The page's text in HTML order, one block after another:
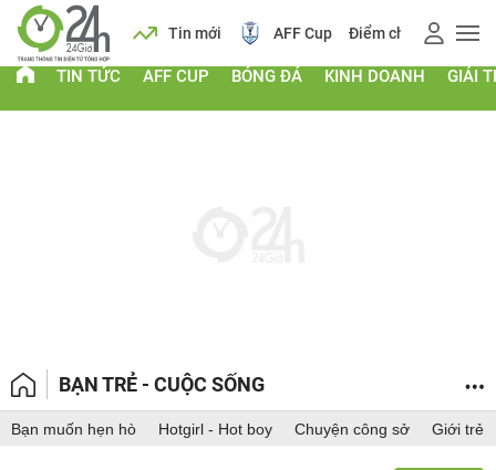
Lịch Tin mới AFF Cup Điểm chuẩn 2026
TIN TỨC AFF CUP BÓNG ĐÁ KINH DOANH GIẢI
BẠN TRẺ - CUỘC SỐNG
Bạn muốn hẹn hò Hotgirl - Hot boy Chuyện công sở Giới trẻ